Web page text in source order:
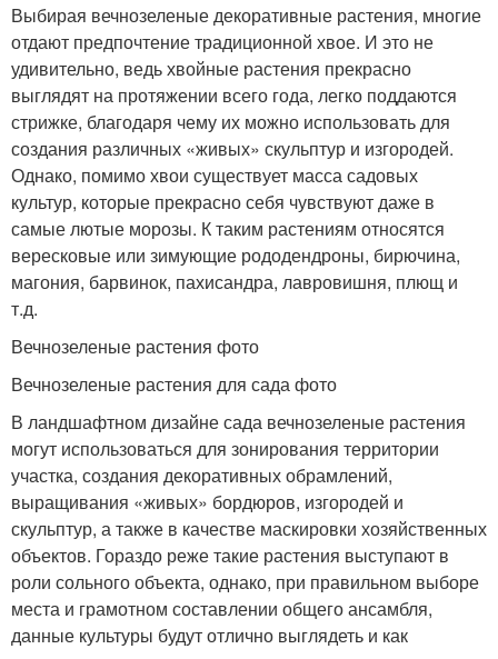
Выбирая вечнозеленые декоративные растения, многие
отдают предпочтение традиционной хвое. И это не
удивительно, ведь хвойные растения прекрасно
выглядят на протяжении всего года, легко поддаются
стрижке, благодаря чему их можно использовать для
создания различных «живых» скульптур и изгородей.
Однако, помимо хвои существует масса садовых
культур, которые прекрасно себя чувствуют даже в
самые лютые морозы. К таким растениям относятся
вересковые или зимующие рододендроны, бирючина,
магония, барвинок, пахисандра, лавровишня, плющ и
т.д.
Вечнозеленые растения фото
Вечнозеленые растения для сада фото
В ландшафтном дизайне сада вечнозеленые растения
могут использоваться для зонирования территории
участка, создания декоративных обрамлений,
выращивания «живых» бордюров, изгородей и
скульптур, а также в качестве маскировки хозяйственных
объектов. Гораздо реже такие растения выступают в
роли сольного объекта, однако, при правильном выборе
места и грамотном составлении общего ансамбля,
данные культуры будут отлично выглядеть и как